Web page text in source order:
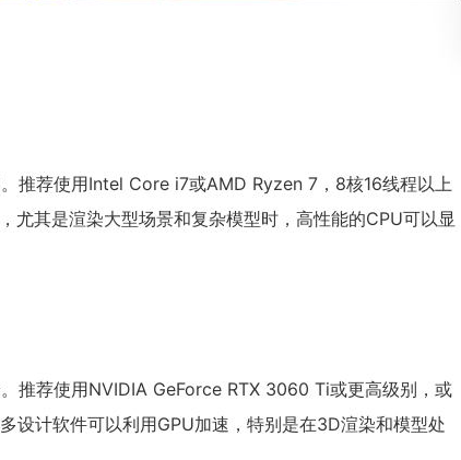
推荐使用Intel Core i7或AMD Ryzen 7，8核16线程以上
尤其是渲染大型场景和复杂模型时，高性能的CPU可以显
推荐使用NVIDIA GeForce RTX 3060 Ti或更高级别，或
设计软件可以利用GPU加速，特别是在3D渲染和模型处